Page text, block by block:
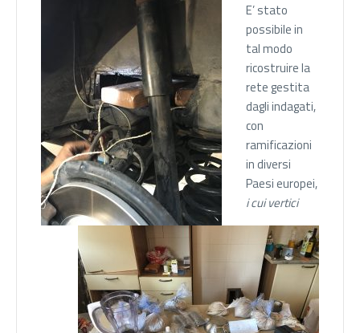
E’ stato
possibile in
tal modo
ricostruire la
rete gestita
dagli indagati,
con
ramificazioni
in diversi
Paesi europei,
i cui vertici